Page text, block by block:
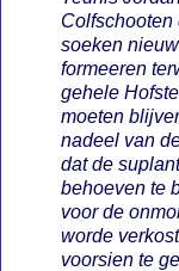
soeken
formeeren
gehele
moeten
nadeel van
dat de
behoeven te
voor de
worde
voorsien te